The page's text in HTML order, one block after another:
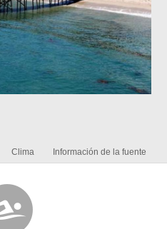
Clima Información de la fuente